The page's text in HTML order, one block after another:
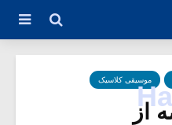
موسیقی کلاسیک
از